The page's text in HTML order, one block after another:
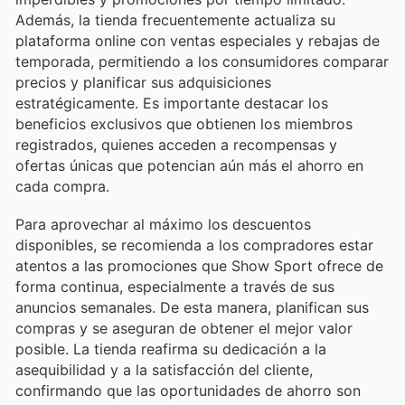
Además, la tienda frecuentemente actualiza su
plataforma online con ventas especiales y rebajas de
temporada, permitiendo a los consumidores comparar
precios y planificar sus adquisiciones
estratégicamente. Es importante destacar los
beneficios exclusivos que obtienen los miembros
registrados, quienes acceden a recompensas y
ofertas únicas que potencian aún más el ahorro en
cada compra.
Para aprovechar al máximo los descuentos
disponibles, se recomienda a los compradores estar
atentos a las promociones que Show Sport ofrece de
forma continua, especialmente a través de sus
anuncios semanales. De esta manera, planifican sus
compras y se aseguran de obtener el mejor valor
posible. La tienda reafirma su dedicación a la
asequibilidad y a la satisfacción del cliente,
confirmando que las oportunidades de ahorro son